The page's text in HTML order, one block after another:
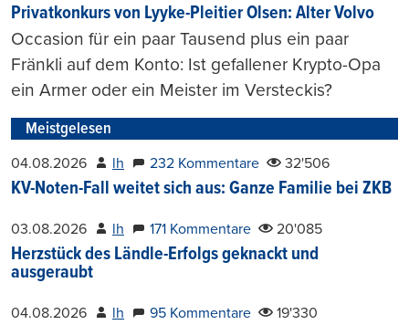
Privatkonkurs von Lyyke-Pleitier Olsen: Alter Volvo
Occasion für ein paar Tausend plus ein paar
Fränkli auf dem Konto: Ist gefallener Krypto-Opa
ein Armer oder ein Meister im Versteckis?
Meistgelesen
04.08.2026 lh 232 Kommentare 32'506
KV-Noten-Fall weitet sich aus: Ganze Familie bei ZKB
03.08.2026 lh 171 Kommentare 20'085
Herzstück des Ländle-Erfolgs geknackt und
ausgeraubt
04.08.2026 lh 95 Kommentare 19'330